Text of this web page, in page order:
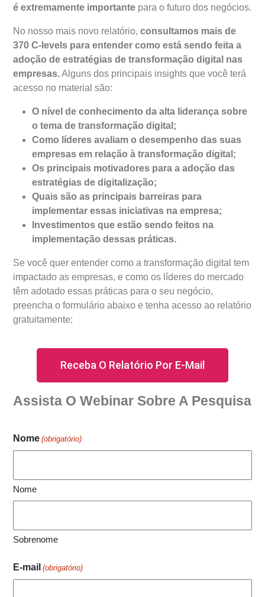
é extremamente importante para o futuro dos negócios.
No nosso mais novo relatório, consultamos mais de
370 C-levels para entender como está sendo feita a
adoção de estratégias de transformação digital nas
empresas.Alguns dos principais insights que você terá
acesso no material são:
O nível de conhecimento da alta liderança sobre
o tema de transformação digital;
Como líderes avaliam o desempenho das suas
empresas em relação à transformação digital;
Os principais motivadores para a adoção das
estratégias de digitalização;
Quais são as principais barreiras para
implementar essas iniciativas na empresa;
Investimentos que estão sendo feitos na
implementação dessas práticas.
Se você quer entender como a transformação digital tem
impactado as empresas, e como os líderes do mercado
têm adotado essas práticas para o seu negócio,
preencha o formulário abaixo e tenha acesso ao relatório
gratuitamente:
Receba O Relatório Por E-Mail
Assista O Webinar Sobre A Pesquisa
Nome (obrigatório)
Nome
Sobrenome
E-mail (obrigatório)